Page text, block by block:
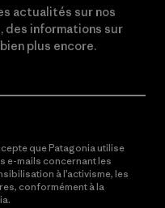
actualités sur nos
des informations sur
plus encore.
que Patagonia utilise
e-mails concernant les
à l’activisme, les
conformément à la